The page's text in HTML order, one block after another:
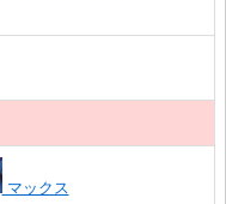
マックス